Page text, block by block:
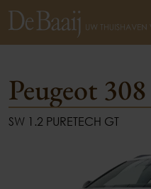
Peugeot 308
SW 1.2 PURETECH GT